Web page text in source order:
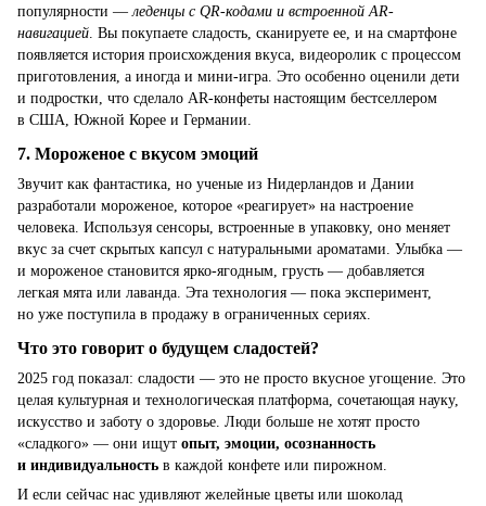
популярности —леденцы с QR-кодами и встроенной AR-
навигацией. Вы покупаете сладость, сканируете ее, и на смартфоне
появляется история происхождения вкуса, видеоролик с процессом
приготовления, а иногда и мини-игра. Это особенно оценили дети
и подростки, что сделало AR-конфеты настоящим бестселлером
в США, Южной Корее и Германии.
7. Мороженое с вкусом эмоций
Звучит как фантастика, но ученые из Нидерландов и Дании
разработали мороженое, которое «реагирует» на настроение
человека. Используя сенсоры, встроенные в упаковку, оно меняет
вкус за счет скрытых капсул с натуральными ароматами. Улыбка —
и мороженое становится ярко-ягодным, грусть — добавляется
легкая мята или лаванда. Эта технология — пока эксперимент,
но уже поступила в продажу в ограниченных сериях.
Что это говорит о будущем сладостей?
2025 год показал: сладости — это не просто вкусное угощение. Это
целая культурная и технологическая платформа, сочетающая науку,
искусство и заботу о здоровье. Люди больше не хотят просто
«сладкого» — они ищут опыт, эмоции, осознанность
и индивидуальность в каждой конфете или пирожном.
И если сейчас нас удивляют желейные цветы или шоколад